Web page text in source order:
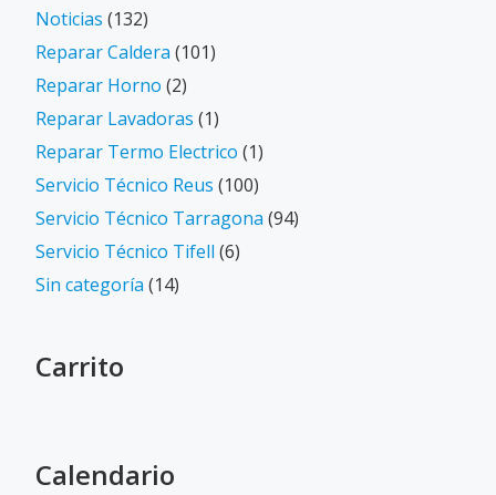
Noticias (132)
Reparar Caldera (101)
Reparar Horno (2)
Reparar Lavadoras (1)
Reparar Termo Electrico (1)
Servicio Técnico Reus (100)
Servicio Técnico Tarragona (94)
Servicio Técnico Tifell (6)
Sin categoría (14)
Carrito
Calendario